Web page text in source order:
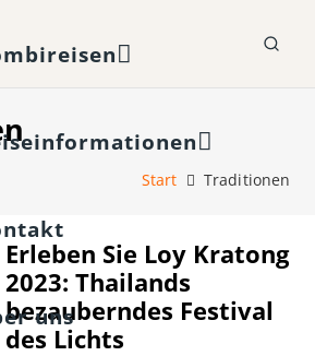
uns
Start Traditionen
Erleben Sie Loy Kratong
2023: Thailands
bezauberndes Festival
des Lichts